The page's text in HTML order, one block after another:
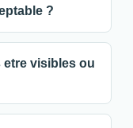
?
etre visibles ou